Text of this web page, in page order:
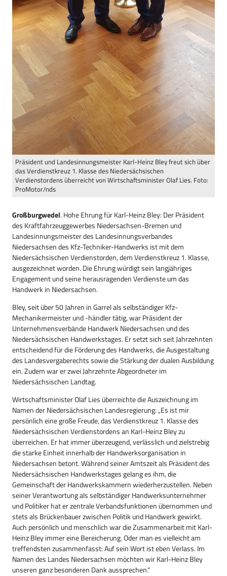
Präsident und Landesinnungsmeister Karl-Heinz Bley freut sich über
das Verdienstkreuz 1. Klasse des Niedersächsischen
Verdienstordens überreicht von Wirtschaftsminister Olaf Lies. Foto:
ProMotor/nds
Großburgwedel. Hohe Ehrung für Karl-Heinz Bley: Der Präsident
des Kraftfahrzeuggewerbes Niedersachsen-Bremen und
Landesinnungsmeister des Landesinnungsverbandes
Niedersachsen des Kfz-Techniker-Handwerks ist mit dem
Niedersächsischen Verdienstorden, dem Verdienstkreuz 1. Klasse,
ausgezeichnet worden. Die Ehrung würdigt sein langjähriges
Engagement und seine herausragenden Verdienste um das
Handwerk in Niedersachsen.
Bley, seit über 50 Jahren in Garrel als selbständiger Kfz-
Mechanikermeister und -händler tätig, war Präsident der
Unternehmensverbände Handwerk Niedersachsen und des
Niedersächsischen Handwerkstages. Er setzt sich seit Jahrzehnten
entscheidend für die Förderung des Handwerks, die Ausgestaltung
des Landesvergaberechts sowie die Stärkung der dualen Ausbildung
ein. Zudem war er zwei Jahrzehnte Abgeordneter im
Niedersächsischen Landtag.
Wirtschaftsminister Olaf Lies überreichte die Auszeichnung im
Namen der Niedersächsischen Landesregierung: „Es ist mir
persönlich eine große Freude, das Verdienstkreuz 1. Klasse des
Niedersächsischen Verdienstordens an Karl-Heinz Bley zu
überreichen. Er hat immer überzeugend, verlässlich und zielstrebig
die starke Einheit innerhalb der Handwerksorganisation in
Niedersachsen betont. Während seiner Amtszeit als Präsident des
Niedersächsischen Handwerkstages gelang es ihm, die
Gemeinschaft der Handwerkskammern wiederherzustellen. Neben
seiner Verantwortung als selbständiger Handwerksunternehmer
und Politiker hat er zentrale Verbandsfunktionen übernommen und
stets als Brückenbauer zwischen Politik und Handwerk gewirkt.
Auch persönlich und menschlich war die Zusammenarbeit mit Karl-
Heinz Bley immer eine Bereicherung. Oder man es vielleicht am
treffendsten zusammenfasst: Auf sein Wort ist eben Verlass. Im
Namen des Landes Niedersachsen möchten wir Karl-Heinz Bley
unseren ganz besonderen Dank aussprechen.“